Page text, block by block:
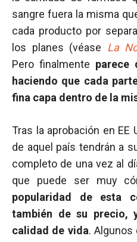
sangre fuera la misma
cada producto por
los planes (véase La
Pero finalmente parece
haciendo que cada
fina capa dentro de la
Tras la aprobación en EE
de aquel país tendrán a
completo de una vez al
que puede ser muy
popularidad de esta
también de su precio,
calidad de vida.